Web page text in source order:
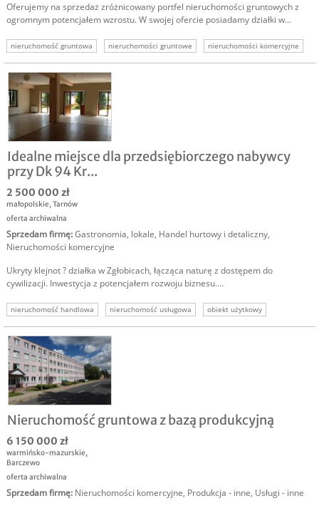
Oferujemy na sprzedaż zróżnicowany portfel nieruchomości gruntowych z
ogromnym potencjałem wzrostu. W swojej ofercie posiadamy działki w...
nieruchomość gruntowa nieruchomości gruntowe nieruchomości komercyjne
Idealne miejsce dla przedsiębiorczego nabywcy
przy Dk 94 Kr...
2 500 000 zł
małopolskie,Tarnów
oferta archiwalna
Sprzedam firmę:Gastronomia, lokale, Handel hurtowy i detaliczny,
Nieruchomości komercyjne
Ukryty klejnot ? działka w Zgłobicach, łącząca naturę z dostępem do
cywilizacji. Inwestycja z potencjałem rozwoju biznesu....
nieruchomość handlowa nieruchomość usługowa
obiekt użytkowy
obiekt gastronomiczny
lokal gastronomiczny
nieruchomość komercyjna
sprzedam nieruchomość
Nieruchomość gruntowa z bazą produkcyjną
6 150 000 zł
warmińsko-mazurskie,
Barczewo
oferta archiwalna
Sprzedam firmę: Nieruchomości komercyjne, Produkcja - inne, Usługi - inne